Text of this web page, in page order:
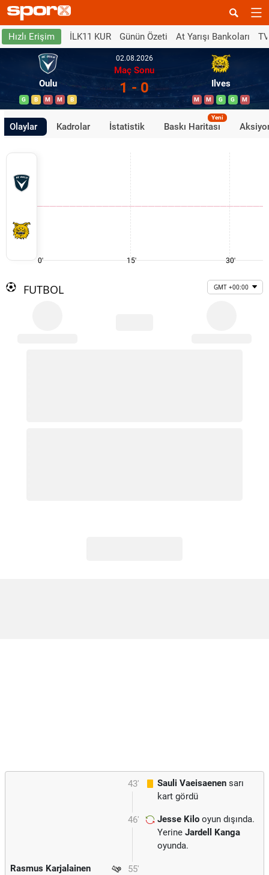
Hızlı Erişim İLK11 KUR Günün Özeti At Yarışı Bankoları
Oulu
G B M M B
02.08.2026
Maç Sonu
1 - 0 Ilves
M M G G M
Olaylar Kadrolar İstatistik Baskı Haritası
Yeni
0' 15' 30'
FUTBOL GMT +00:00
43' Sauli Vaeisaenen sarı
kart gördü
46' Jesse Kilo oyun dışında.
Yerine Jardell Kanga
oyunda.
55'
Rasmus Karjalainen